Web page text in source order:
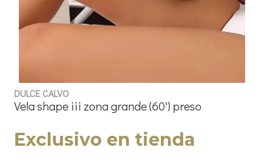
DULCE CALVO
Vela shape iii zona grande (60') preso
Exclusivo en tienda